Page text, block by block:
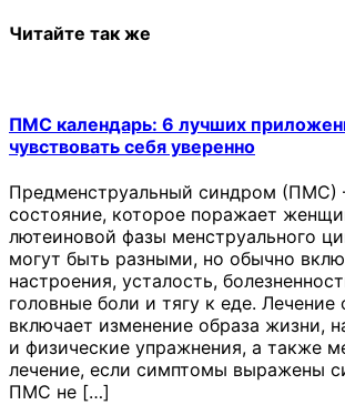
Читайте так же
ПМС календарь: 6 лучших
чувствовать себя уверенно
Предменструальный синдром (ПМС)
состояние, которое поражает
лютеиновой фазы менструального
могут быть разными, но обычно
настроения, усталость,
головные боли и тягу к еде. Лечение
включает изменение образа жизни,
и физические упражнения, а также
лечение, если симптомы выражены
ПМС не […]